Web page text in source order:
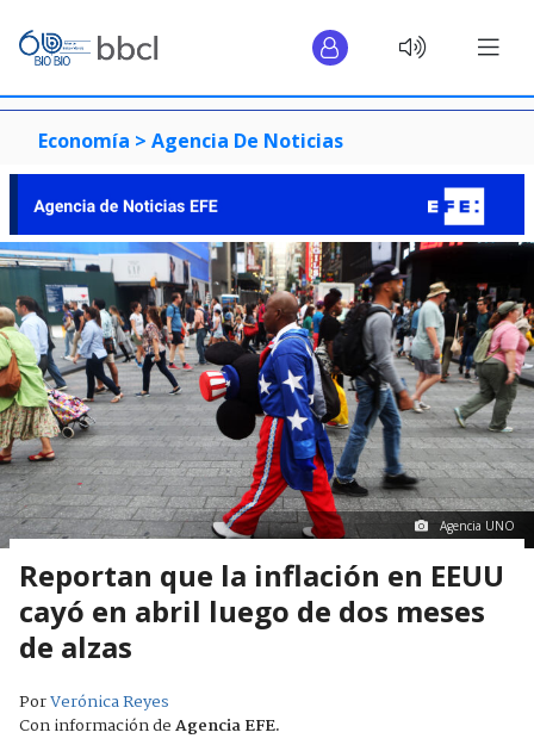
Economía > Agencia De Noticias
Agencia UNO
Reportan que la inflación en EEUU
cayó en abril luego de dos meses
de alzas
PorVerónica Reyes
Con información deAgencia EFE.